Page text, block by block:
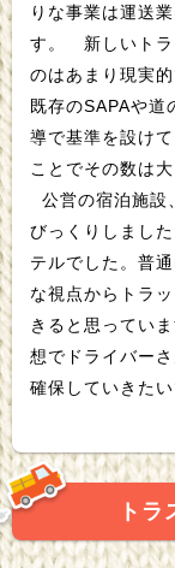
りな事業は運送
す。 新しいトラックステーションを一から作るっていう
のはあまり現実的で
既存のSAPAや道
導で基準を設け
ことでその数は
びっくりしました。 福井なんてグランピングおし
テルでした。普通に泊ま
な視点からトラ
きると思っています。 固定概念にとらわれ
想でドライバー
確保していきたい
ト